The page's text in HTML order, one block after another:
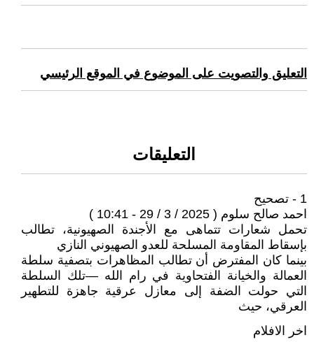
التعليق والتصويت على الموضوع في الموقع الرئيسي
التعليقات
1 - تصحيح
احمد صالح سلوم ( 2025 / 3 / 29 - 10:41 )
تحمل شعارات تتماهى مع الأجندة الصهيونية، تطالب
بإسقاط المقاومة المسلحة للعدو الصهيوني النازي
بينما كان المفترض أن تطالب المظاهرات بتصفية سلطة
العمالة والخيانة الفتحاوية في رام الله —تلك السلطة
التي حولت الضفة إلى معازل عرقية جاهزة للتطهير
العرقي، حيث
اخر الافلام